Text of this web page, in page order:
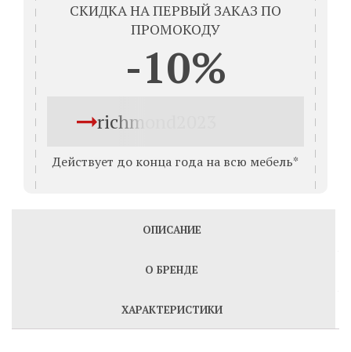
СКИДКА НА ПЕРВЫЙ ЗАКАЗ ПО
ПРОМОКОДУ
-10%
richmond2023
Действует до конца года на всю мебель*
ОПИСАНИЕ
О БРЕНДЕ
ХАРАКТЕРИСТИКИ